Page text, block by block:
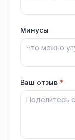
Минусы
Ваш отзыв *